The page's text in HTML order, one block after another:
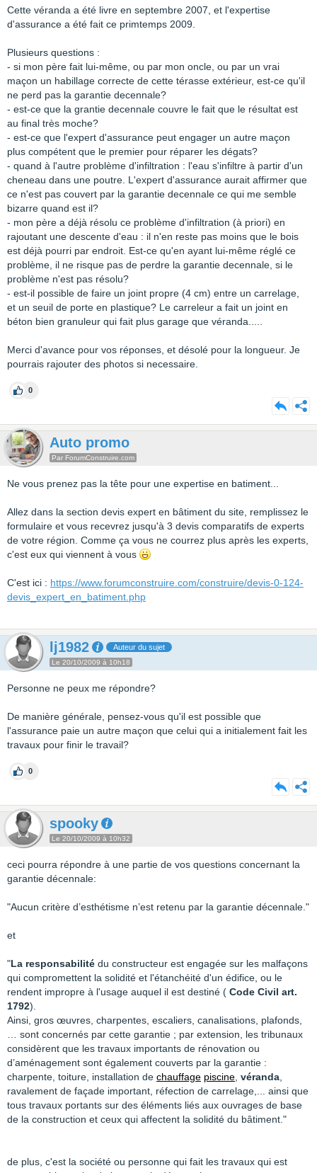
Cette véranda a été livre en septembre 2007, et l'expertise
d'assurance a été fait ce primtemps 2009.
Plusieurs questions :
- si mon père fait lui-même, ou par mon oncle, ou par un vrai
maçon un habillage correcte de cette térasse extérieur, est-ce qu'il
ne perd pas la garantie decennale?
- est-ce que la grantie decennale couvre le fait que le résultat est
au final très moche?
- est-ce que l'expert d'assurance peut engager un autre maçon
plus compétent que le premier pour réparer les dégats?
- quand à l'autre problème d'infiltration : l'eau s'infiltre à partir d'un
cheneau dans une poutre. L'expert d'assurance aurait affirmer que
ce n'est pas couvert par la garantie decennale ce qui me semble
bizarre quand est il?
- mon père a déjà résolu ce problème d'infiltration (à priori) en
rajoutant une descente d'eau : il n'en reste pas moins que le bois
est déjà pourri par endroit. Est-ce qu'en ayant lui-même réglé ce
problème, il ne risque pas de perdre la garantie decennale, si le
problème n'est pas résolu?
- est-il possible de faire un joint propre (4 cm) entre un carrelage,
et un seuil de porte en plastique? Le carreleur a fait un joint en
béton bien granuleur qui fait plus garage que véranda.....
Merci d'avance pour vos réponses, et désolé pour la longueur. Je
pourrais rajouter des photos si necessaire.
0
Auto promo
Par ForumConstruire.com
Ne vous prenez pas la tête pour une expertise en batiment...
Allez dans la section devis expert en bâtiment du site, remplissez le
formulaire et vous recevrez jusqu'à 3 devis comparatifs de experts
de votre région. Comme ça vous ne courrez plus après les experts,
c'est eux qui viennent à vous
C'est ici : https://www.forumconstruire.com/construire/devis-0-124-
devis_expert_en_batiment.php
lj1982 Auteur du sujet
Le 20/10/2009 à 10h18
Personne ne peux me répondre?
De manière générale, pensez-vous qu'il est possible que
l'assurance paie un autre maçon que celui qui a initialement fait les
travaux pour finir le travail?
0
spooky
Le 20/10/2009 à 10h32
ceci pourra répondre à une partie de vos questions concernant la
garantie décennale:
"Aucun critère d’esthétisme n’est retenu par la garantie décennale."
et
"La responsabilité du constructeur est engagée sur les malfaçons
qui compromettent la solidité et l'étanchéité d'un édifice, ou le
rendent impropre à l'usage auquel il est destiné ( Code Civil art.
1792).
Ainsi, gros œuvres, charpentes, escaliers, canalisations, plafonds,
… sont concernés par cette garantie ; par extension, les tribunaux
considèrent que les travaux importants de rénovation ou
d’aménagement sont également couverts par la garantie :
charpente, toiture, installation de chauffage piscine véranda
ravalement de façade important, réfection de carrelage,... ainsi que
tous travaux portants sur des éléments liés aux ouvrages de base
de la construction et ceux qui affectent la solidité du bâtiment."
de plus, c'est la société ou personne qui fait les travaux qui est